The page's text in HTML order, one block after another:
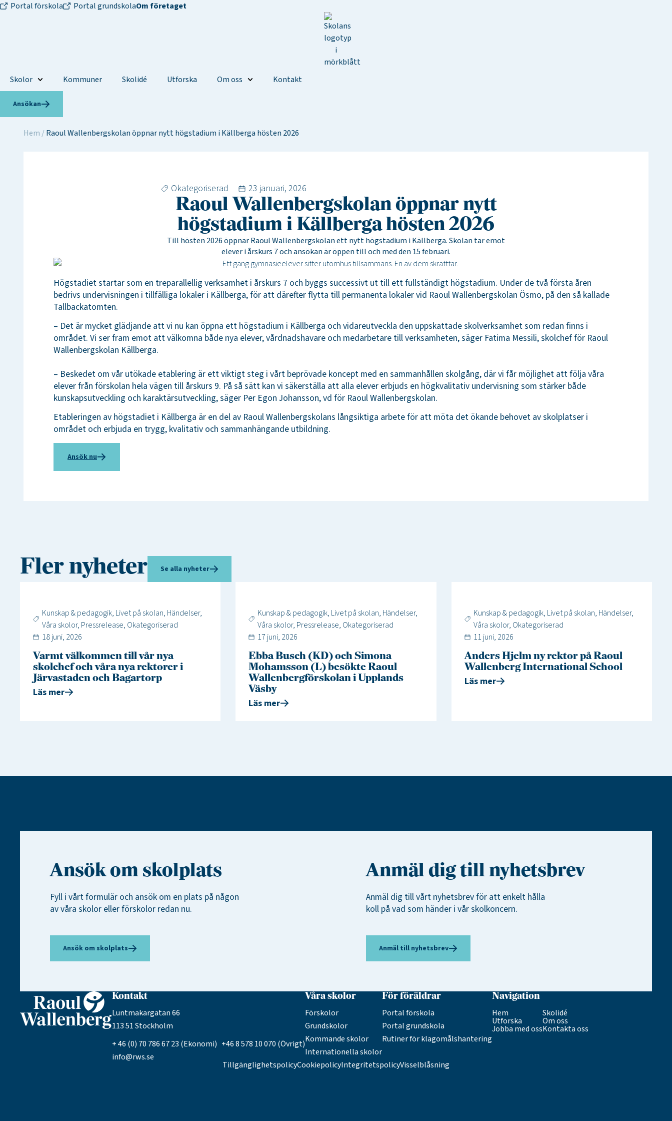
Portal förskola Portal grundskolaOm företaget
Skolor Kommuner Skolidé Utforska Om oss Kontakt
Ansökan
Hem / Raoul Wallenbergskolan öppnar nytt högstadium i Källberga hösten 2026
Okategoriserad 23 januari, 2026
Raoul Wallenbergskolan öppnar nytt
högstadium i Källberga hösten 2026
Till hösten 2026 öppnar Raoul Wallenbergskolan ett nytt högstadium i Källberga. Skolan tar emot
elever i årskurs 7 och ansökan är öppen till och med den 15 februari.
Högstadiet startar som en treparallellig verksamhet i årskurs 7 och byggs successivt ut till ett fullständigt högstadium. Under de två första åren
bedrivs undervisningen i tillfälliga lokaler i Källberga, för att därefter flytta till permanenta lokaler vid Raoul Wallenbergskolan Ösmo, på den så kallade
Tallbackatomten.
– Det är mycket glädjande att vi nu kan öppna ett högstadium i Källberga och vidareutveckla den uppskattade skolverksamhet som redan finns i
området. Vi ser fram emot att välkomna både nya elever, vårdnadshavare och medarbetare till verksamheten, säger Fatima Messili, skolchef för Raoul
Wallenbergskolan Källberga.
– Beskedet om vår utökade etablering är ett viktigt steg i vårt beprövade koncept med en sammanhållen skolgång, där vi får möjlighet att följa våra
elever från förskolan hela vägen till årskurs 9. På så sätt kan vi säkerställa att alla elever erbjuds en högkvalitativ undervisning som stärker både
kunskapsutveckling och karaktärsutveckling, säger Per Egon Johansson, vd för Raoul Wallenbergskolan.
Etableringen av högstadiet i Källberga är en del av Raoul Wallenbergskolans långsiktiga arbete för att möta det ökande behovet av skolplatser i
området och erbjuda en trygg, kvalitativ och sammanhängande utbildning.
Ansök nu
Fler nyheter Se alla nyheter
Kunskap & pedagogik, Livet på skolan, Händelser,
Våra skolor, Pressrelease, Okategoriserad
18 juni, 2026
Varmt välkommen till vår nya
skolchef och våra nya rektorer i
Järvastaden och Bagartorp
Läs mer
Kunskap & pedagogik, Livet på skolan, Händelser,
Våra skolor, Pressrelease, Okategoriserad
17 juni, 2026
Ebba Busch (KD) och Simona
Mohamsson (L) besökte Raoul
Wallenbergförskolan i Upplands
Väsby
Läs mer
Kunskap & pedagogik, Livet på skolan, Händelser,
Våra skolor, Okategoriserad
11 juni, 2026
Anders Hjelm ny rektor på Raoul
Wallenberg International School
Läs mer
Ansök om skolplats
Fyll i vårt formulär och ansök om en plats på någon
av våra skolor eller förskolor redan nu.
Ansök om skolplats
Anmäl dig till nyhetsbrev
Anmäl dig till vårt nyhetsbrev för att enkelt hålla
koll på vad som händer i vår skolkoncern.
Anmäl till nyhetsbrev
Kontakt
Luntmakargatan 66
113 51 Stockholm
+ 46 (0) 70 786 67 23 (Ekonomi) +46 8 578 10 070 (Övrigt)
info@rws.se
Våra skolor
Förskolor
Grundskolor
Kommande skolor
Internationella skolor
För föräldrar
Portal förskola
Portal grundskola
Rutiner för klagomålshantering
Navigation
Hem Skolidé
Utforska Om oss
Jobba med ossKontakta oss
TillgänglighetspolicyCookiepolicyIntegritetspolicyVisselblåsning